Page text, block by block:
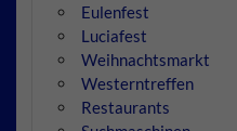
Eulenfest
Luciafest
Weihnachtsmarkt
Westerntreffen
Restaurants